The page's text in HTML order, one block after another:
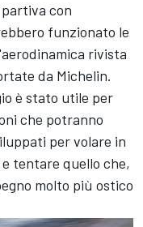
con
funzionato le
rivista
da Michelin.
è stato utile per
che potranno
per volare in
tentare quello che,
molto più ostico